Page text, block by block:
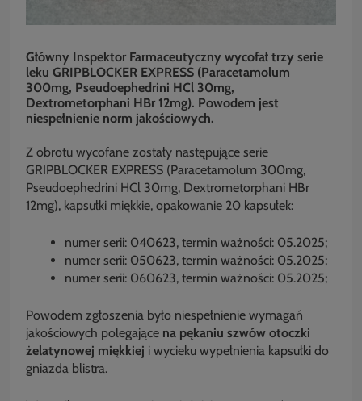
Główny Inspektor Farmaceutyczny wycofał trzy serie
leku GRIPBLOCKER EXPRESS (Paracetamolum
300mg, Pseudoephedrini HCl 30mg,
Dextrometorphani HBr 12mg). Powodem jest
niespełnienie norm jakościowych.
Z obrotu wycofane zostały następujące serie
GRIPBLOCKER EXPRESS (Paracetamolum 300mg,
Pseudoephedrini HCl 30mg, Dextrometorphani HBr
12mg), kapsułki miękkie, opakowanie 20 kapsułek:
numer serii: 040623, termin ważności: 05.2025;
numer serii: 050623, termin ważności: 05.2025;
numer serii: 060623, termin ważności: 05.2025;
Powodem zgłoszenia było niespełnienie wymagań
jakościowych polegające na pękaniu szwów otoczki
żelatynowej miękkiej i wycieku wypełnienia kapsułki do
gniazda blistra.